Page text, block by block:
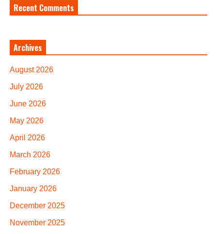
Recent Comments
Archives
August 2026
July 2026
June 2026
May 2026
April 2026
March 2026
February 2026
January 2026
December 2025
November 2025